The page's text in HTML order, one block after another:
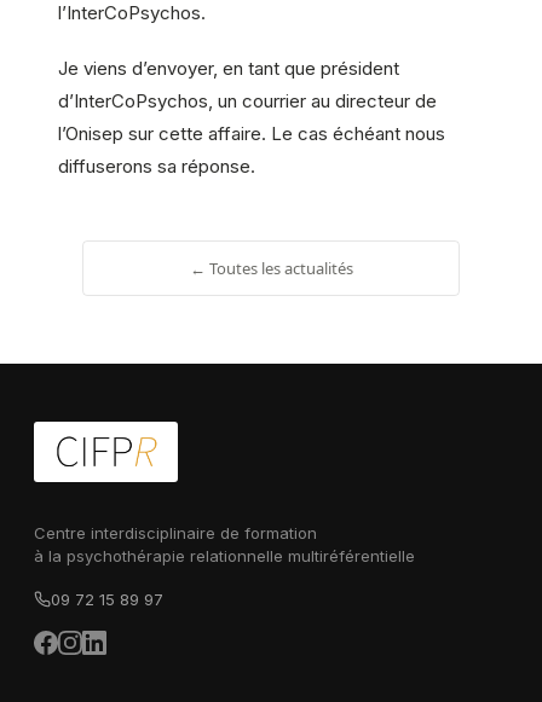
l’InterCoPsychos.
Je viens d’envoyer, en tant que président
d’InterCoPsychos, un courrier au directeur de
l’Onisep sur cette affaire. Le cas échéant nous
diffuserons sa réponse.
← Toutes les actualités
Centre interdisciplinaire de formation
à la psychothérapie relationnelle multiréférentielle
09 72 15 89 97